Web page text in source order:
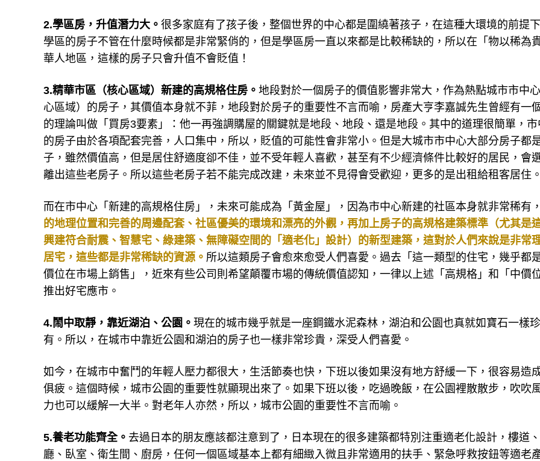
2.學區房，升值潛力大。 很多家庭有了孩子後，整個世界的中心都是圍繞著孩子，在這種大環境的前提
學區的房子不管在什麼時候都是非常緊俏的，但是學區房一直以來都是比較稀缺的，所以在「物以稀為
華人地區，這樣的房子只會升值不會貶值！
3.精華市區（核心區域）新建的高規格住房。 地段對於一個房子的價值影響非常大，作為熱點城市市中
心區域）的房子，其價值本身就不菲，地段對於房子的重要性不言而喻，房產大亨李嘉誠先生曾經有一
的理論叫做「買房3要素」：他一再強調購屋的關鍵就是地段、地段、還是地段。其中的道理很簡單，市
的房子由於各項配套完善，人口集中，所以，貶值的可能性會非常小。但是大城市市中心大部分房子都
子，雖然價值高，但是居住舒適度卻不佳，並不受年輕人喜歡，甚至有不少經濟條件比較好的居民，會
離出這些老房子。所以這些老房子若不能完成改建，未來並不見得會受歡迎，更多的是出租給租客居住
而在市中心「新建的高規格住房」，未來可能成為「黃金屋」，因為市中心新建的社區本身就非常稀有
的地理位置和完善的周邊配套、社區優美的環境和漂亮的外觀，再加上房子的高規格建築標準（尤其是
興建符合耐震、智慧宅、綠建築、無障礙空間的「適老化」設計）的新型建築，這對於人們來說是非常
居宅，這些都是非常稀缺的資源。 所以這類房子會愈來愈受人們喜愛。過去「這一類型的住宅，幾乎都
價位在市場上銷售」，近來有些公司則希望顛覆市場的傳統價值認知，一律以上述「高規格」和「中價
推出好宅應市。
4.鬧中取靜，靠近湖泊、公園。 現在的城市幾乎就是一座鋼鐵水泥森林，湖泊和公園也真就如寶石一樣
有。所以，在城市中靠近公園和湖泊的房子也一樣非常珍貴，深受人們喜愛。
如今，在城市中奮鬥的年輕人壓力都很大，生活節奏也快，下班以後如果沒有地方舒緩一下，很容易造
俱疲。這個時候，城市公園的重要性就顯現出來了。如果下班以後，吃過晚飯，在公園裡散散步，吹吹
力也可以緩解一大半。對老年人亦然，所以，城市公園的重要性不言而喻。
5.養老功能齊全。 去過日本的朋友應該都注意到了，日本現在的很多建築都特別注重適老化設計，樓道
廳、臥室、衛生間、廚房，任何一個區域基本上都有細緻入微且非常適用的扶手、緊急呼救按鈕等適老